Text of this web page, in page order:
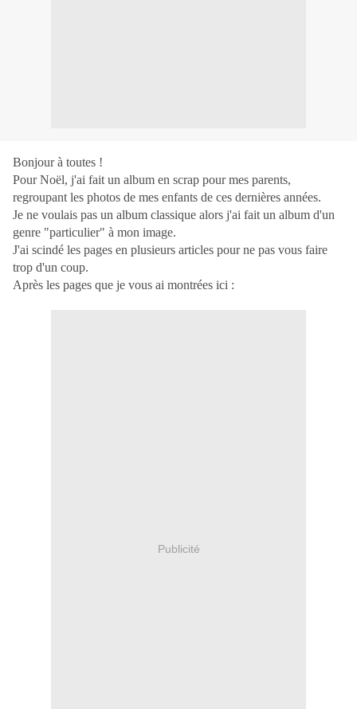
Bonjour à toutes !
Pour Noël, j'ai fait un album en scrap pour mes parents,
regroupant les photos de mes enfants de ces dernières années.
Je ne voulais pas un album classique alors j'ai fait un album d'un
genre "particulier" à mon image.
J'ai scindé les pages en plusieurs articles pour ne pas vous faire
trop d'un coup.
Après les pages que je vous ai montrées ici :
Publicité